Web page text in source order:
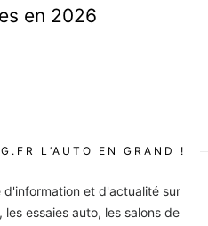
en 2026
L’AUTO EN GRAND !
d'information et d'actualité sur
les essaies auto, les salons de